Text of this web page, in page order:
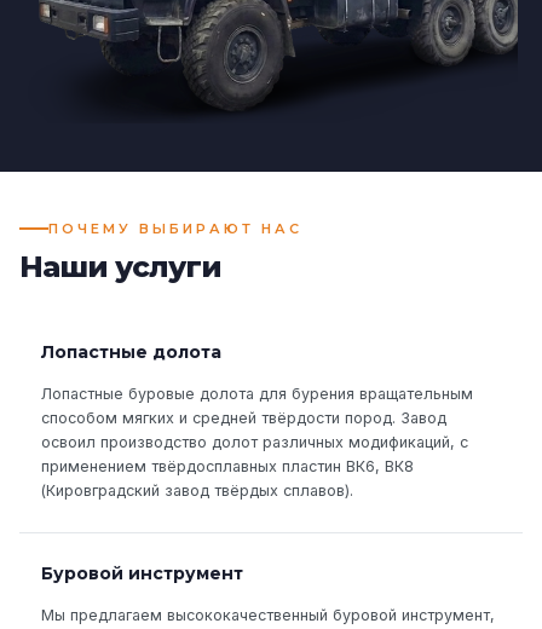
ПОЧЕМУ ВЫБИРАЮТ НАС
Наши услуги
Лопастные долота
Лопастные буровые долота для бурения вращательным
способом мягких и средней твёрдости пород. Завод
освоил производство долот различных модификаций, с
применением твёрдосплавных пластин ВК6, ВК8
(Кировградский завод твёрдых сплавов).
Буровой инструмент
Мы предлагаем высококачественный буровой инструмент,